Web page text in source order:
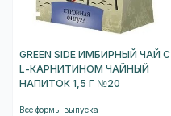
GREEN SIDE ИМБИРНЫЙ ЧАЙ С
L-КАРНИТИНОМ ЧАЙНЫЙ
НАПИТОК 1,5 Г №20
Все формы выпуска